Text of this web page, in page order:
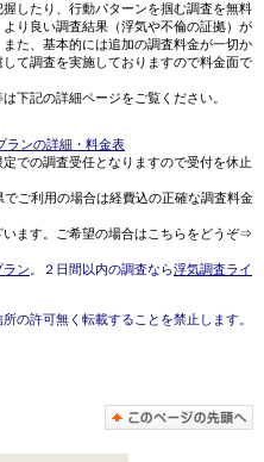
したり、行動パターンを掴む調査を無料
り良い調査結果（浮気や不倫の証拠）が
た、基本的には追加の調査料金が一切か
て調査を実施しておりますので料金面で
下記の詳細ページをご覧ください。
ランの詳細・料金表
での調査受任となりますので受付を休止
ご利用の場合は経費込の正確な調査料金
ます。ご希望の場合はこちらをどうぞ⇒
ラン 。２日間以内の調査なら浮気調査ライ
の許可無く転載することを禁止します。